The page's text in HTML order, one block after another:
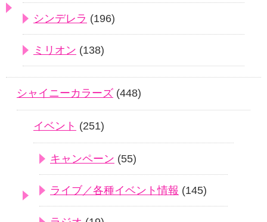
シンデレラ (196)
ミリオン (138)
シャイニーカラーズ (448)
イベント (251)
キャンペーン (55)
ライブ／各種イベント情報 (145)